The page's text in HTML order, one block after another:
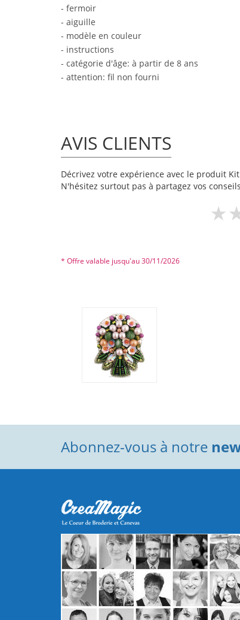
- fermoir
- aiguille
- modèle en couleur
- instructions
- catégorie d'âge: à partir de 8 ans
- attention: fil non fourni
AVIS CLIENTS
Décrivez votre expérience avec le produit
N'hésitez surtout pas à partagez vos
* Offre valable jusqu'au 30/11/2026
Abonnez-vous à notre